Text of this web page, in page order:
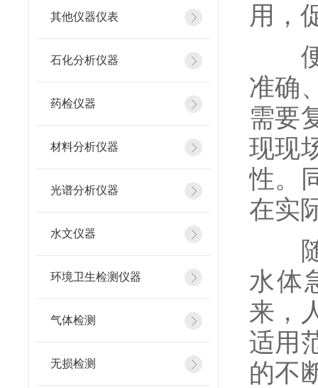
其他仪器仪表
石化分析仪器
药检仪器
材料分析仪器
光谱分析仪器
水文仪器
环境卫生检测仪器
气体检测
无损检测
用，
便
准确
需要
现现
性。
在实
随
水体
来，
适用
的不